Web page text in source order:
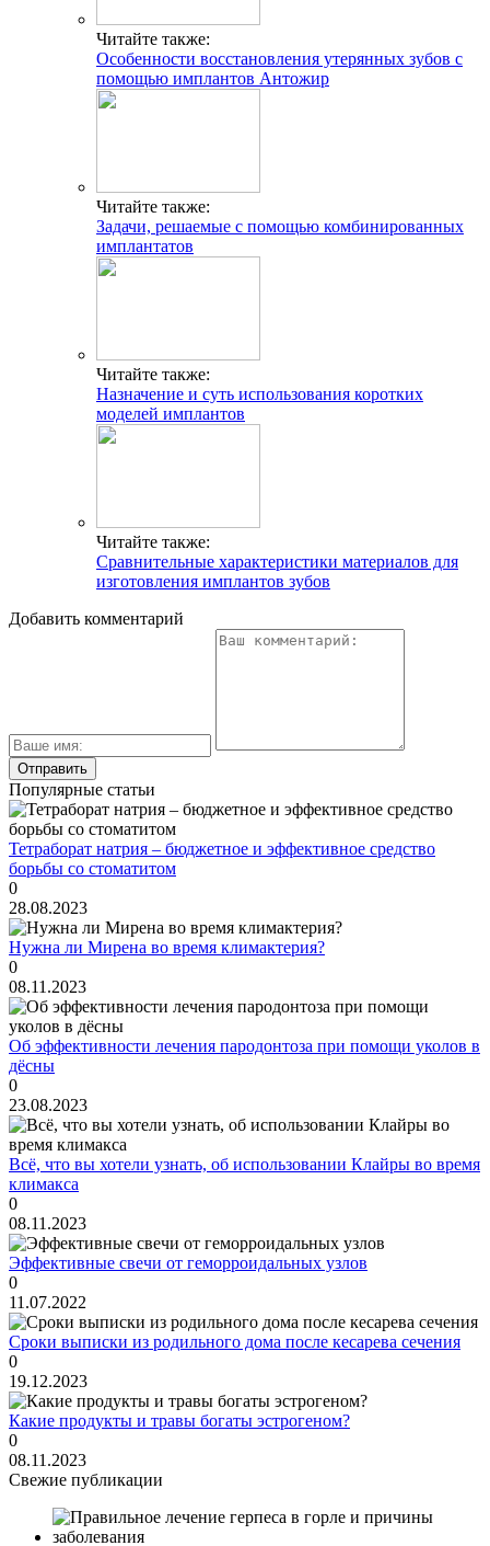
Читайте также:
Особенности восстановления утерянных зубов с
помощью имплантов Антожир
Читайте также:
Задачи, решаемые с помощью комбинированных
имплантатов
Читайте также:
Назначение и суть использования коротких
моделей имплантов
Читайте также:
Сравнительные характеристики материалов для
изготовления имплантов зубов
Добавить комментарий
Популярные статьи
Тетраборат натрия – бюджетное и эффективное средство
борьбы со стоматитом
0
28.08.2023
Нужна ли Мирена во время климактерия?
0
08.11.2023
Об эффективности лечения пародонтоза при помощи уколов в
дёсны
0
23.08.2023
Всё, что вы хотели узнать, об использовании Клайры во время
климакса
0
08.11.2023
Эффективные свечи от геморроидальных узлов
0
11.07.2022
Сроки выписки из родильного дома после кесарева сечения
0
19.12.2023
Какие продукты и травы богаты эстрогеном?
0
08.11.2023
Свежие публикации